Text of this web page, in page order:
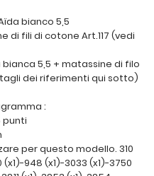
bianco 5,5
di fili di cotone Art.117 (vedi
5,5 + matassine di filo
dei riferimenti qui sotto)
:
punti
per questo modello. 310
948 (x1)-3033 (x1)-3750